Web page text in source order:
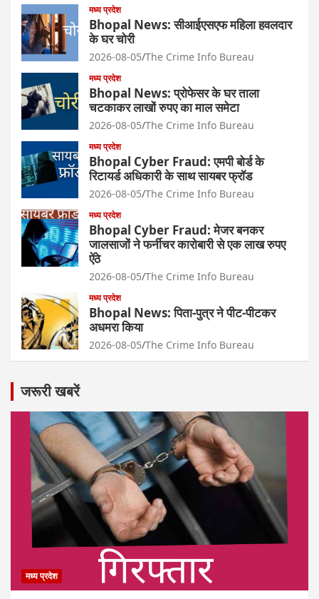
मध्य प्रदेश
Bhopal News: सीआईएसएफ महिला हवलदार
के घर चोरी
2026-08-05 The Crime Info Bureau
मध्य प्रदेश
Bhopal News: प्रोफेसर के घर ताला
चटकाकर लाखों रुपए का माल समेटा
2026-08-05 The Crime Info Bureau
मध्य प्रदेश
Bhopal Cyber Fraud: एमपी बोर्ड के
रिटायर्ड अधिकारी के साथ सायबर फ्रॉड
2026-08-05 The Crime Info Bureau
मध्य प्रदेश
Bhopal Cyber Fraud: मेजर बनकर
जालसाजों ने फर्नीचर कारोबारी से एक लाख रुपए
ऐंठे
2026-08-05 The Crime Info Bureau
मध्य प्रदेश
Bhopal News: पिता-पुत्र ने पीट-पीटकर
अधमरा किया
2026-08-05 The Crime Info Bureau
जरूरी खबरें
मध्य प्रदेश